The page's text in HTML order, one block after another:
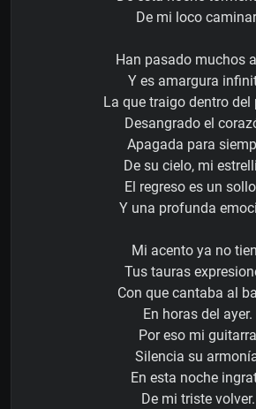
De mi loco
Han pasado muchos
Y es amargura
La que traigo dentro del
Desangrado el
Apagada para
De su cielo, mi
El regreso es un
Y una profunda
Mi acento ya no
Tus tauras
Con que cantaba al
En horas del ayer.
Por eso mi guitarra
Silencia su
En esta noche
De mi triste volver.